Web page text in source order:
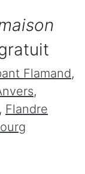
Flamand,
,
, Flandre